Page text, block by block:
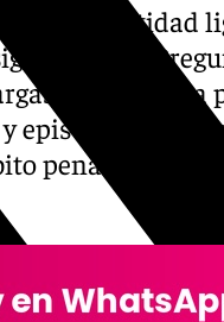
y de identidad
latente.
expresa una
y episodios de
penal,